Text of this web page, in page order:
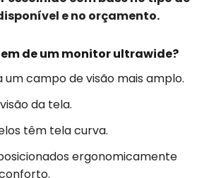
e no orçamento.
de um monitor ultrawide?
um campo de visão mais amplo.
da tela.
têm tela curva.
ergonomicamente